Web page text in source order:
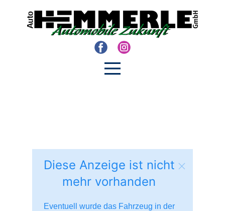
Diese Anzeige ist nicht
mehr vorhanden
Eventuell wurde das Fahrzeug in der